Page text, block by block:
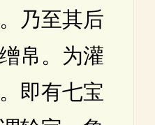
乃至其后
帛。为灌
即有七宝